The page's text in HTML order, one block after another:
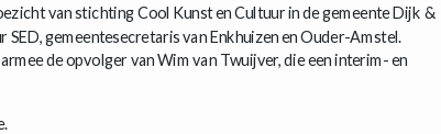
van stichting Cool Kunst en Cultuur in de gemeente Dijk &
gemeentesecretaris van Enkhuizen en Ouder-Amstel.
de opvolger van Wim van Twuijver, die een interim- en